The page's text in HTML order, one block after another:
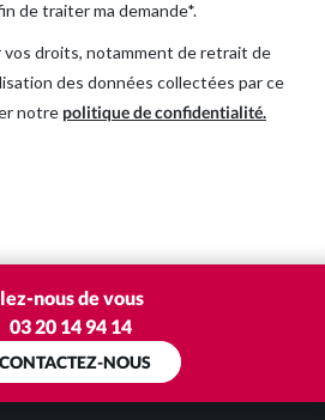
et RH
de santé
CSE
de traiter ma demande*.
droits, notamment de retrait de
des données collectées par ce
notre politique de confidentialité.
nous de vous
03 20 14 94 14
CONTACTEZ-NOUS